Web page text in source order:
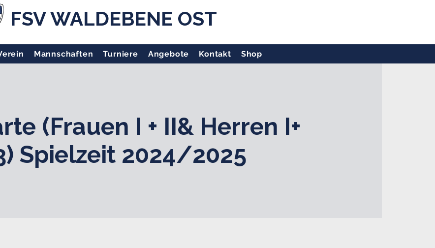
FSV WALDEBENE OST
Mannschaften Turniere Angebote Kontakt Shop
(Frauen I + II& Herren I+
Spielzeit 2024/2025